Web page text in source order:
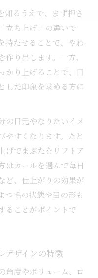
知るうえで、まず押さ
立ち上げ」の違いで
持たせることで、やわ
り出します。一方、
かり上げることで、目
した印象を求める方に
の目元やなりたいイメ
やすくなります。たと
げでまぶたをリフトア
はカールを選んで毎日
ど、仕上がりの効果が
つ毛の状態や目の形も
ることがポイントで
デザインの特徴
角度やボリューム、ロ